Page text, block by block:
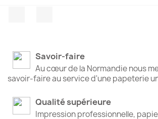
Savoir-faire
Au cœur de la Normandie nous
savoir-faire au service d'une papeterie
Qualité supérieure
Impression professionnelle,